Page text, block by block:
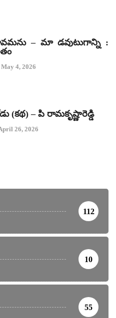
– మా డవుటుగాన్ని :
4, 2026
(కథ) – పి రామకృష్ణారెడ్డి
26, 2026
112
10
55